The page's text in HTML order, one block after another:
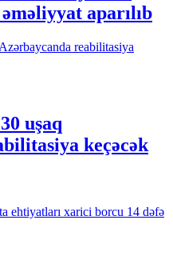
aparılıb
uşaq
keçəcək